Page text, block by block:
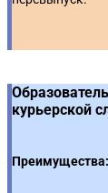
курьерской
Преимущества: